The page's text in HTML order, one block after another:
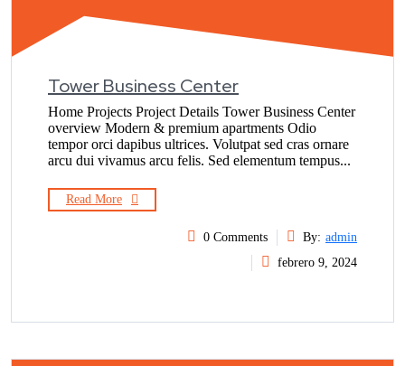
Tower Business Center
Home Projects Project Details Tower Business Center
overview Modern & premium apartments Odio
tempor orci dapibus ultrices. Volutpat sed cras ornare
arcu dui vivamus arcu felis. Sed elementum tempus...
Read More
0 Comments By: admin
febrero 9, 2024